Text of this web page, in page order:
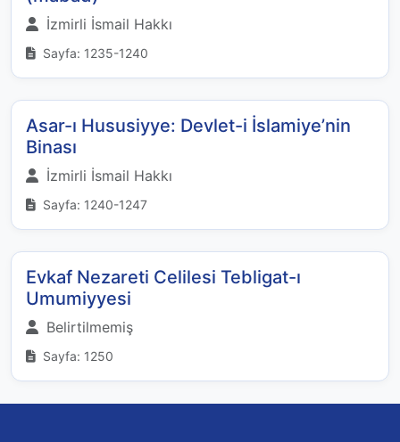
İzmirli İsmail Hakkı
Sayfa: 1235-1240
Asar-ı Hususiyye: Devlet-i İslamiye’nin
Binası
İzmirli İsmail Hakkı
Sayfa: 1240-1247
Evkaf Nezareti Celilesi Tebligat-ı
Umumiyyesi
Belirtilmemiş
Sayfa: 1250